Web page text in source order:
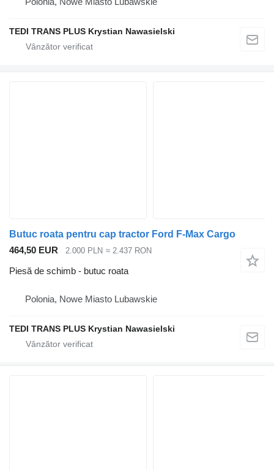
TEDI TRANS PLUS Krystian Nawasielski
Butuc roata pentru cap tractor Ford F-Max Cargo
464,50 EUR
2.000 PLN ≈ 2.437 RON
Piesă de schimb - butuc roata
Polonia, Nowe Miasto Lubawskie
TEDI TRANS PLUS Krystian Nawasielski